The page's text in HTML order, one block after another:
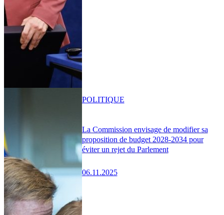
La Commission envisage de modifier sa
proposition de budget 2028-2034 pour
éviter un rejet du Parlement
06.11.2025
POLITIQUE